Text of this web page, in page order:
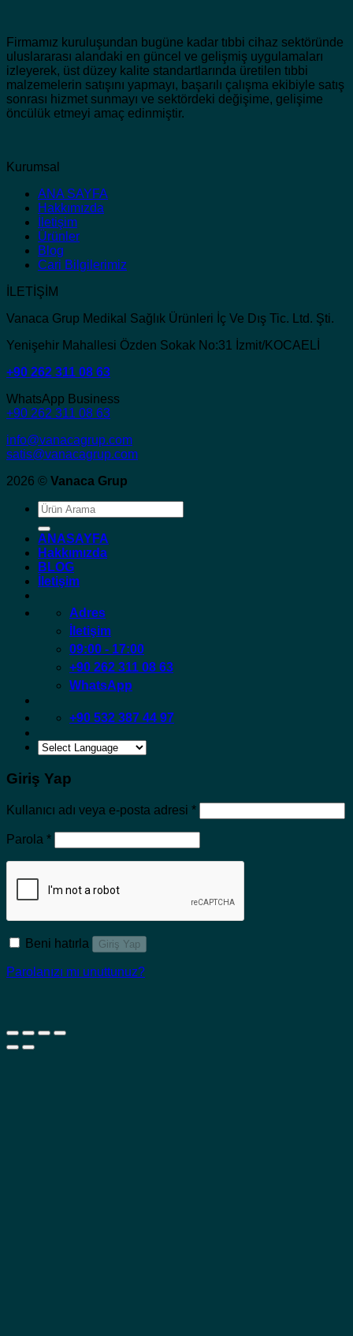
Firmamız kuruluşundan bugüne kadar tıbbi cihaz sektöründe
uluslararası alandaki en güncel ve gelişmiş uygulamaları
izleyerek, üst düzey kalite standartlarında üretilen tıbbi
malzemelerin satışını yapmayı, başarılı çalışma ekibiyle satış
sonrası hizmet sunmayı ve sektördeki değişime, gelişime
öncülük etmeyi amaç edinmiştir.
Kurumsal
ANA SAYFA
Hakkımızda
İletişim
Ürünler
Blog
Cari Bilgilerimiz
İLETİŞİM
Vanaca Grup Medikal Sağlık Ürünleri İç Ve Dış Tic. Ltd. Şti.
Yenişehir Mahallesi Özden Sokak No:31 İzmit/KOCAELİ
+90 262 311 08 63
WhatsApp Business
+90 262 311 08 63
info@vanacagrup.com
satis@vanacagrup.com
2026 © Vanaca Grup
Ara:
ANASAYFA
Hakkımızda
BLOG
İletişim
Adres
İletişim
09:00 - 17:00
+90 262 311 08 63
WhatsApp
+90 532 387 44 97
Giriş Yap
Kullanıcı adı veya e-posta adresi *Gerekli
Parola *Gerekli
Beni hatırla Giriş Yap
Parolanızı mı unuttunuz?